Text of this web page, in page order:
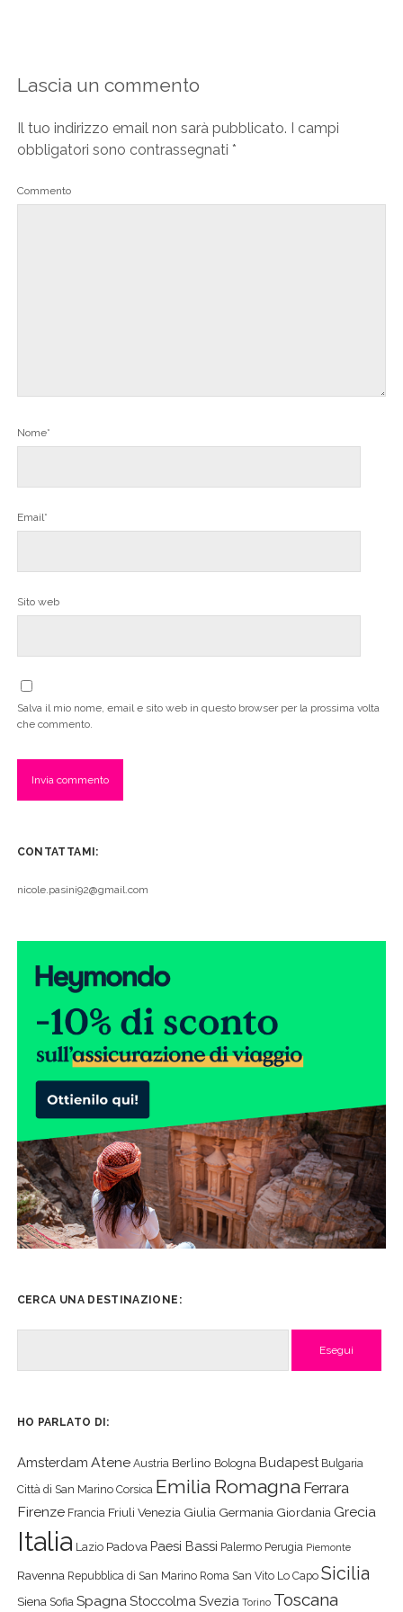
Lascia un commento
Il tuo indirizzo email non sarà pubblicato. I campi
obbligatori sono contrassegnati *
Commento
Nome*
Email*
Sito web
Salva il mio nome, email e sito web in questo browser per la prossima volta
che commento.
CONTATTAMI:
nicole.pasini92@gmail.com
CERCA UNA DESTINAZIONE:
HO PARLATO DI:
Amsterdam Atene Austria Berlino Bologna Budapest Bulgaria
Città di San Marino Corsica Emilia Romagna Ferrara
Firenze Francia Friuli Venezia Giulia Germania Giordania Grecia
Italia Lazio Padova Paesi Bassi Palermo Perugia Piemonte
Ravenna Repubblica di San Marino Roma San Vito Lo Capo Sicilia
Siena Sofia SpagnaStoccolma Svezia Torino Toscana